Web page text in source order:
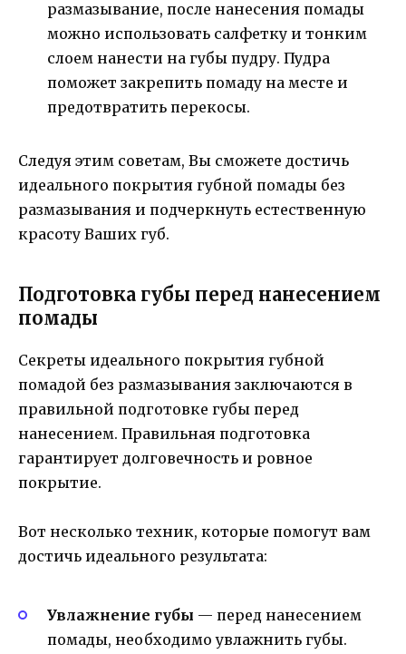
размазывание, после нанесения помады
можно использовать салфетку и тонким
слоем нанести на губы пудру. Пудра
поможет закрепить помаду на месте и
предотвратить перекосы.
Следуя этим советам, Вы сможете достичь
идеального покрытия губной помады без
размазывания и подчеркнуть естественную
красоту Ваших губ.
Подготовка губы перед нанесением
помады
Секреты идеального покрытия губной
помадой без размазывания заключаются в
правильной подготовке губы перед
нанесением. Правильная подготовка
гарантирует долговечность и ровное
покрытие.
Вот несколько техник, которые помогут вам
достичь идеального результата:
Увлажнение губы — перед нанесением
помады, необходимо увлажнить губы.